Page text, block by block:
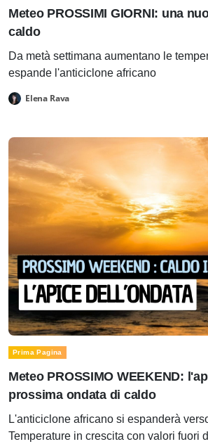
Meteo PROSSIMI GIORNI: una
caldo
Da metà settimana aumentano le
espande l'anticiclone africano
Elena Rava
Prima Pagina
Meteo PROSSIMO WEEKEND:
prossima ondata di caldo
L'anticiclone africano si espanderà
Temperature in crescita con valori fuori